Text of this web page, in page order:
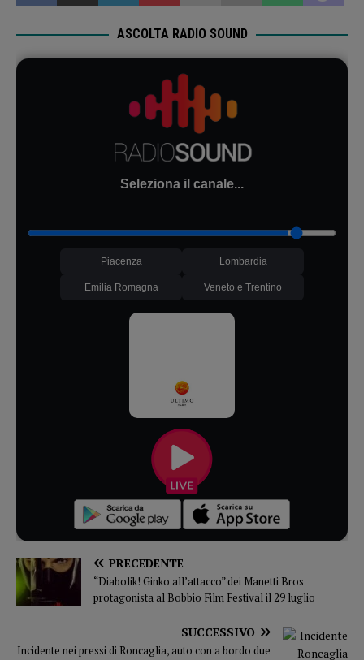
ASCOLTA RADIO SOUND
Seleziona il canale...
Piacenza Lombardia
Emilia Romagna Veneto e Trentino
PRECEDENTE
“Diabolik! Ginko all’attacco” dei Manetti Bros
protagonista al Bobbio Film Festival il 29 luglio
SUCCESSIVO
Incidente nei pressi di Roncaglia, auto con a bordo due